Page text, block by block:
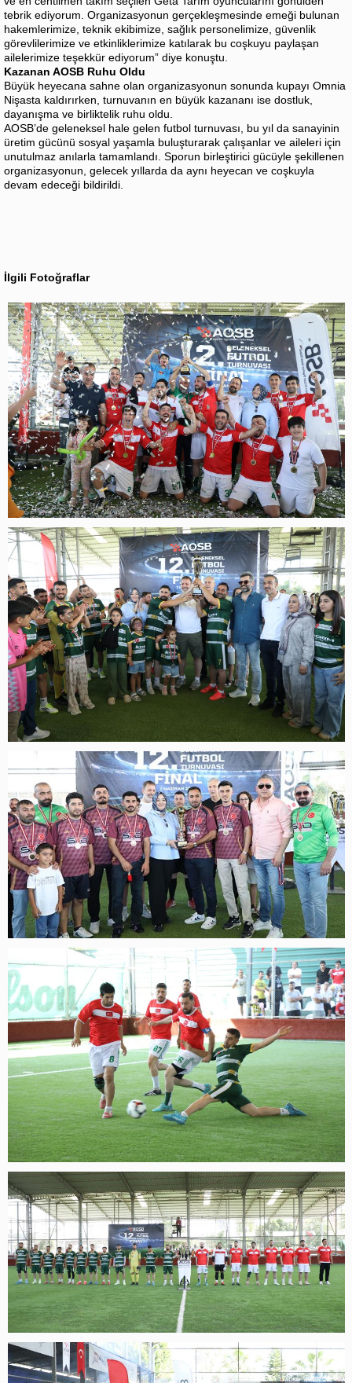
tebrik ediyorum. Organizasyonun gerçekleşmesinde emeği bulunan
hakemlerimize, teknik ekibimize, sağlık personelimize, güvenlik
görevlilerimize ve etkinliklerimize katılarak bu coşkuyu paylaşan
ailelerimize teşekkür ediyorum” diye konuştu.
Kazanan AOSB Ruhu Oldu
Büyük heyecana sahne olan organizasyonun sonunda kupayı Omnia
Nişasta kaldırırken, turnuvanın en büyük kazananı ise dostluk,
dayanışma ve birliktelik ruhu oldu.
AOSB’de geleneksel hale gelen futbol turnuvası, bu yıl da sanayinin
üretim gücünü sosyal yaşamla buluşturarak çalışanlar ve aileleri için
unutulmaz anılarla tamamlandı. Sporun birleştirici gücüyle şekillenen
organizasyonun, gelecek yıllarda da aynı heyecan ve coşkuyla
devam edeceği bildirildi.
İlgili Fotoğraflar